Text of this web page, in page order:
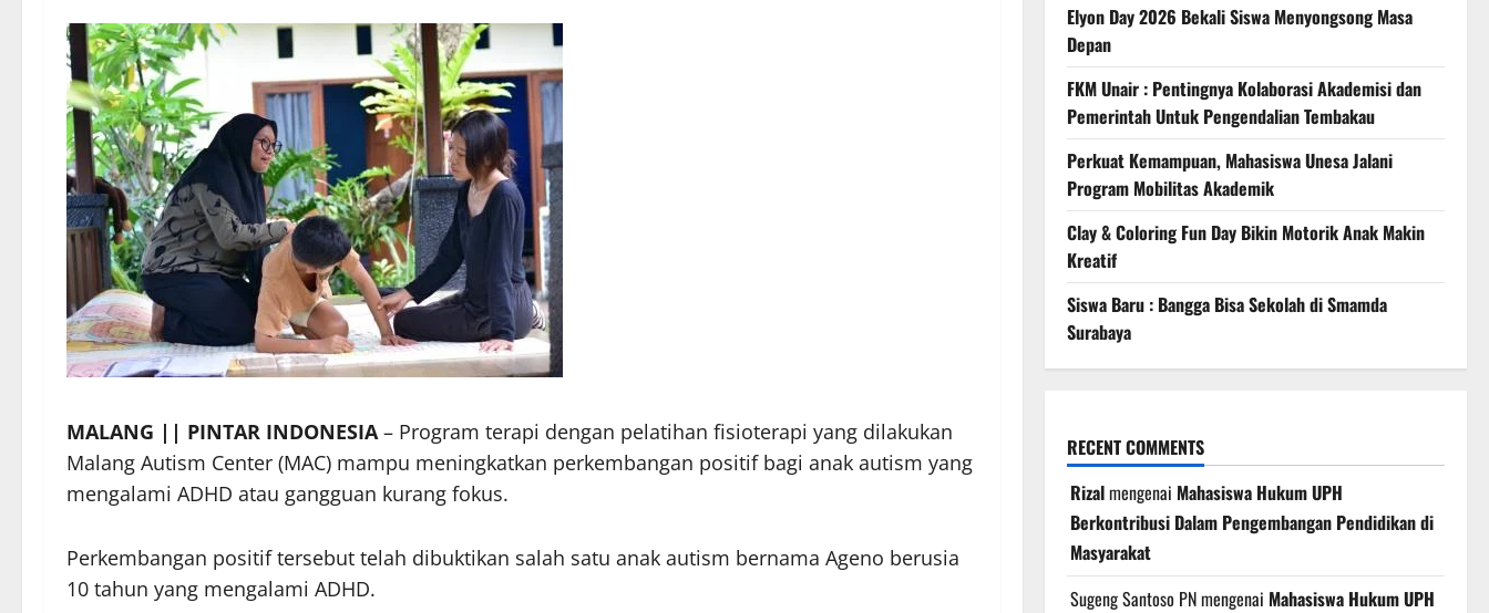
MALANG || PINTAR INDONESIA– Program terapi dengan pelatihan fisioterapi yang dilakukan
Malang Autism Center (MAC) mampu meningkatkan perkembangan positif bagi anak autism yang
mengalami ADHD atau gangguan kurang fokus.
Perkembangan positif tersebut telah dibuktikan salah satu anak autism bernama Ageno berusia
10 tahun yang mengalami ADHD.
Elyon Day 2026 Bekali Siswa Menyongsong Masa
Depan
FKM Unair : Pentingnya Kolaborasi Akademisi dan
Pemerintah Untuk Pengendalian Tembakau
Perkuat Kemampuan, Mahasiswa Unesa Jalani
Program Mobilitas Akademik
Clay & Coloring Fun Day Bikin Motorik Anak Makin
Kreatif
Siswa Baru : Bangga Bisa Sekolah di Smamda
Surabaya
RECENT COMMENTS
Rizalmengenai Mahasiswa Hukum UPH
Berkontribusi Dalam Pengembangan Pendidikan di
Masyarakat
Sugeng Santoso PNmengenai Mahasiswa Hukum UPH